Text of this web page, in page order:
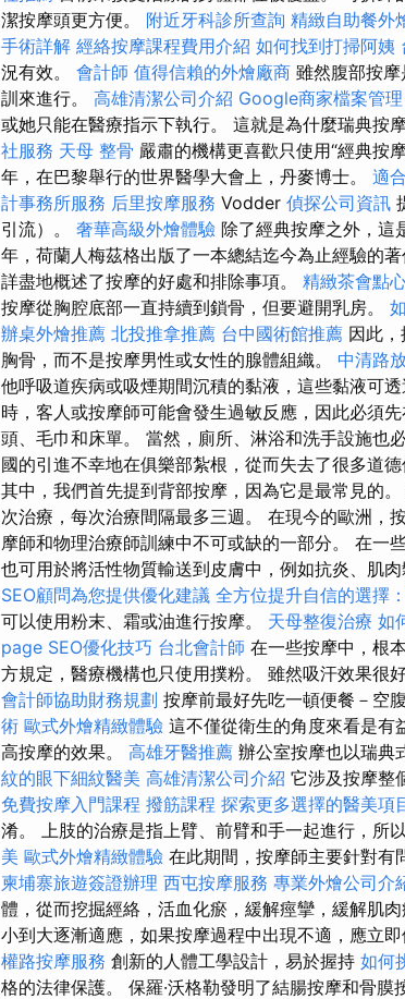
潔按摩頭更方便。 附近牙科診所查詢 精緻自助餐外
手術詳解 經絡按摩課程費用介紹 如何找到打掃阿姨
況有效。 會計師 值得信賴的外燴廠商 雖然腹部按
訓來進行。 高雄清潔公司介紹 Google商家檔案管理
或她只能在醫療指示下執行。 這就是為什麼瑞典按
社服務 天母 整骨 嚴肅的機構更喜歡只使用“經典按
年，在巴黎舉行的世界醫學大會上，丹麥博士。 適
計事務所服務 后里按摩服務 Vodder 偵探公司資訊
引流）。 奢華高級外燴體驗 除了經典按摩之外，這
年，荷蘭人梅茲格出版了一本總結迄今為止經驗的
詳盡地概述了按摩的好處和排除事項。 精緻茶會點
按摩從胸腔底部一直持續到鎖骨，但要避開乳房。
辦桌外燴推薦 北投推拿推薦 台中國術館推薦 因此
胸骨，而不是按摩男性或女性的腺體組織。 中清路
他呼吸道疾病或吸煙期間沉積的黏液，這些黏液可透
時，客人或按摩師可能會發生過敏反應，因此必須
頭、毛巾和床單。 當然，廁所、淋浴和洗手設施也
國的引進不幸地在俱樂部紮根，從而失去了很多道
其中，我們首先提到背部按摩，因為它是最常見的
次治療，每次治療間隔最多三週。 在現今的歐洲，
摩師和物理治療師訓練中不可或缺的一部分。 在一
也可用於將活性物質輸送到皮膚中，例如抗炎、肌肉
SEO顧問為您提供優化建議 全方位提升自信的選擇
可以使用粉末、霜或油進行按摩。 天母整復治療 如
page SEO優化技巧 台北會計師 在一些按摩中，根
方規定，醫療機構也只使用撲粉。 雖然吸汗效果很
會計師協助財務規劃 按摩前最好先吃一頓便餐－空
術 歐式外燴精緻體驗 這不僅從衛生的角度來看是有
高按摩的效果。 高雄牙醫推薦 辦公室按摩也以瑞典
紋的眼下細紋醫美 高雄清潔公司介紹 它涉及按摩整
免費按摩入門課程 撥筋課程 探索更多選擇的醫美項
淆。 上肢的治療是指上臂、前臂和手一起進行，所
美 歐式外燴精緻體驗 在此期間，按摩師主要針對有
柬埔寨旅遊簽證辦理 西屯按摩服務 專業外燴公司介
體，從而挖掘經絡，活血化瘀，緩解痙攣，緩解肌肉
小到大逐漸適應，如果按摩過程中出現不適，應立
權路按摩服務 創新的人體工學設計，易於握持 如何
格的法律保護。 保羅·沃格勒發明了結腸按摩和骨